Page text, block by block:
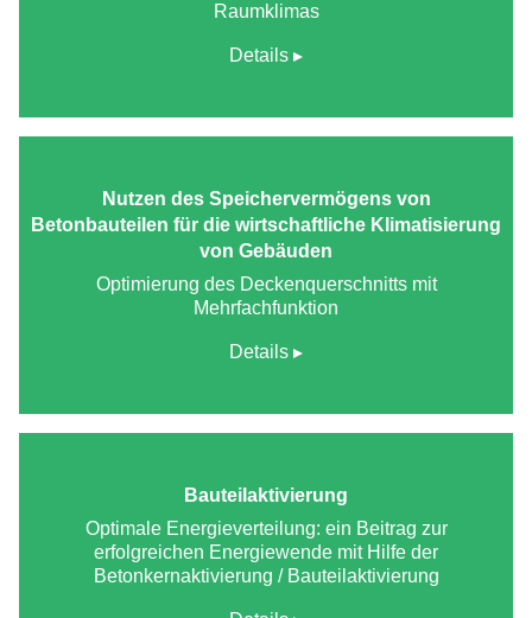
Raumklimas
Details
Nutzen des Speichervermögens von
Betonbauteilen für die wirtschaftliche Klimatisierung
von Gebäuden
Optimierung des Deckenquerschnitts mit
Mehrfachfunktion
Details
Bauteilaktivierung
Optimale Energieverteilung: ein Beitrag zur
erfolgreichen Energiewende mit Hilfe der
Betonkernaktivierung / Bauteilaktivierung